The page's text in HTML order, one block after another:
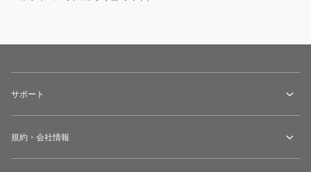
サポート
規約・会社情報